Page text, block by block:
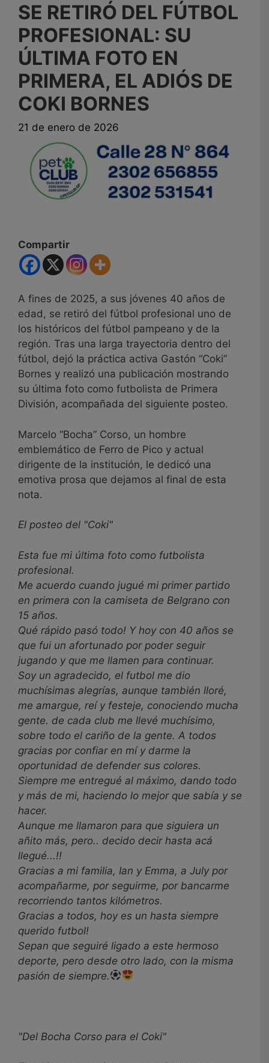
SE RETIRÓ DEL FÚTBOL
PROFESIONAL: SU
ÚLTIMA FOTO EN
PRIMERA, EL ADIÓS DE
COKI BORNES
21 de enero de 2026
Compartir
A fines de 2025, a sus jóvenes 40 años de
edad, se retiró del fútbol profesional uno de
los históricos del fútbol pampeano y de la
región. Tras una larga trayectoria dentro del
fútbol, dejó la práctica activa Gastón “Coki”
Bornes y realizó una publicación mostrando
su última foto como futbolista de Primera
División, acompañada del siguiente posteo.
Marcelo “Bocha” Corso, un hombre
emblemático de Ferro de Pico y actual
dirigente de la institución, le dedicó una
emotiva prosa que dejamos al final de esta
nota.
El posteo del "Coki"
Esta fue mi última foto como futbolista
profesional.
Me acuerdo cuando jugué mi primer partido
en primera con la camiseta de Belgrano con
15 años.
Qué rápido pasó todo! Y hoy con 40 años se
que fui un afortunado por poder seguir
jugando y que me llamen para continuar.
Soy un agradecido, el futbol me dio
muchísimas alegrías, aunque también lloré,
me amargue, reí y festeje, conociendo mucha
gente. de cada club me llevé muchísimo,
sobre todo el cariño de la gente. A todos
gracias por confiar en mí y darme la
oportunidad de defender sus colores.
Siempre me entregué al máximo, dando todo
y más de mi, haciendo lo mejor que sabía y se
hacer.
Aunque me llamaron para que siguiera un
añito más, pero.. decido decir hasta acá
llegué...!!
Gracias a mi familia, Ian y Emma, a July por
acompañarme, por seguirme, por bancarme
recorriendo tantos kilómetros.
Gracias a todos, hoy es un hasta siempre
querido futbol!
Sepan que seguiré ligado a este hermoso
deporte, pero desde otro lado, con la misma
pasión de siempre.
"Del Bocha Corso para el Coki"